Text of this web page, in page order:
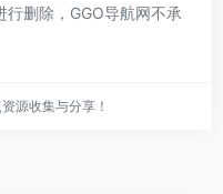
删除，GGO导航网不承
源收集与分享！